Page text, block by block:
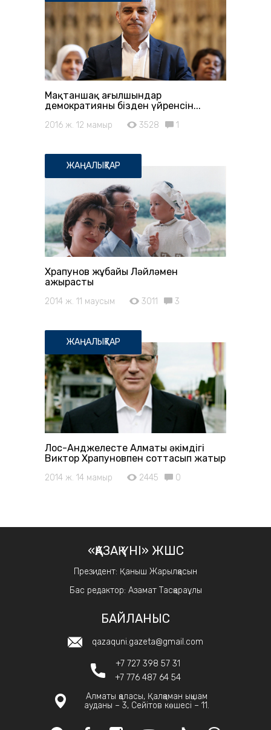
Мақтаншақ ағылшындар
демократияны бізден үйренсін...
2016 ж. 12 мамыр 3528 1
ЖАҢАЛЫҚТАР
Храпунов жұбайы Ләйләмен
ажырасты
2014 ж. 11 маусым 3011 3
ЖАҢАЛЫҚТАР
Лос-Анджелесте Алматы әкімдігі
Виктор Храпуновпен соттасып жатыр
2014 ж. 14 мамыр 2445 0
«ҚАЗАҚ ҮНІ» ЖШС
Президент: Қаныш Жарылқасын
Бас редактор: Азамат Тасқараұлы
БАЙЛАНЫС
qazaquni.gazeta@gmail.com
+7 727 398 57 31
+7 776 487 64 54
Алматы қаласы, Қалқаман ықшам
ауданы – 3, Сейітов көшесі – 11.